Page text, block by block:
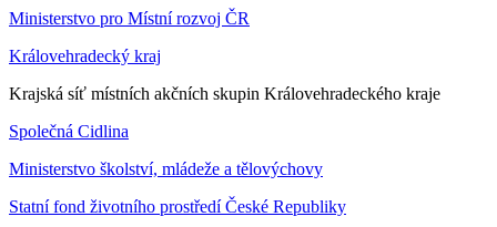
Ministerstvo pro Místní rozvoj ČR
Královehradecký kraj
Krajská síť místních akčních skupin Královehradeckého kraje
Společná Cidlina
Ministerstvo školství, mládeže a tělovýchovy
Statní fond životního prostředí České Republiky